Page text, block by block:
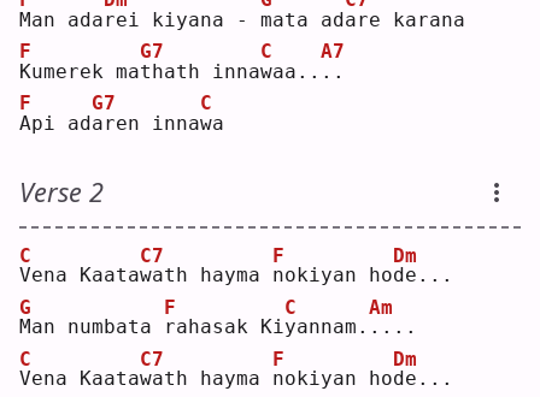
Man adarei kiyana - mata adare karana
K
F
umerek mat
G7
hath innaw
C
aa.. .
A7
.
A
F
pi ada
G7
ren innaw
C
a
Verse 2
V
C
ena Kaataw
C7
ath hayma n
F
okiyan hod
Dm
e...
M
G
an numbata
r
F
ahasak Kiy
C
annam. .
Am
...
V
C
ena Kaataw
C7
ath hayma n
F
okiyan hod
Dm
e...